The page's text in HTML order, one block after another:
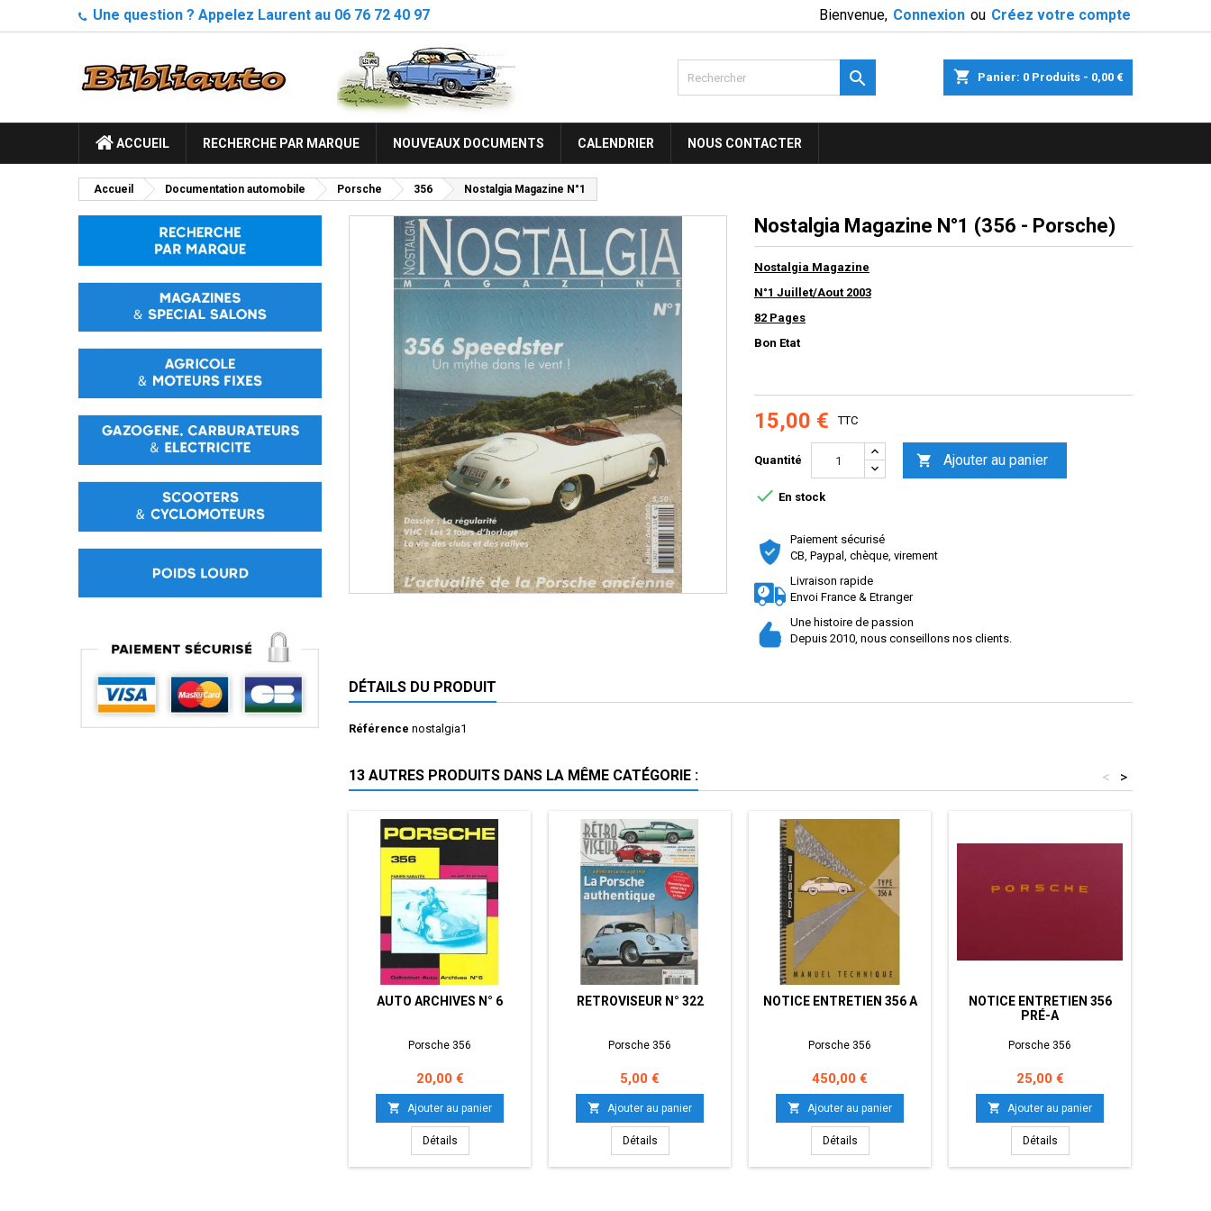
Une question ? Appelez Laurent au 06 76 72 40 97 Bienvenue, Connexion ou Créez votre compte
shopping_cart Panier: 0 Produits - 0,00 €

ACCUEIL RECHERCHE PAR MARQUE NOUVEAUX DOCUMENTS CALENDRIER NOUS CONTACTER
Accueil Documentation automobile Porsche 356 Nostalgia Magazine N°1
Nostalgia Magazine N°1 (356 - Porsche)
Nostalgia Magazine
N°1 Juillet/Aout 2003
82 Pages
Bon Etat
15,00 € TTC
Quantité  Ajouter au panier
 En stock
Paiement sécurisé
CB, Paypal, chèque, virement
Livraison rapide
Envoi France & Etranger
Une histoire de passion
Depuis 2010, nous conseillons nos clients.
DÉTAILS DU PRODUIT
Référence nostalgia1
13 AUTRES PRODUITS DANS LA MÊME CATÉGORIE : >
<
AUTO ARCHIVES N° 6
Porsche 356
Prix
20,00 €
 Ajouter au panier
Détails
RETROVISEUR N° 322
Porsche 356
Prix
5,00 €
 Ajouter au panier
Détails
NOTICE ENTRETIEN 356 A
Porsche 356
Prix
450,00 €
 Ajouter au panier
Détails
NOTICE ENTRETIEN 356
PRÉ-A
Porsche 356
Prix
25,00 €
 Ajouter au panier
Détails